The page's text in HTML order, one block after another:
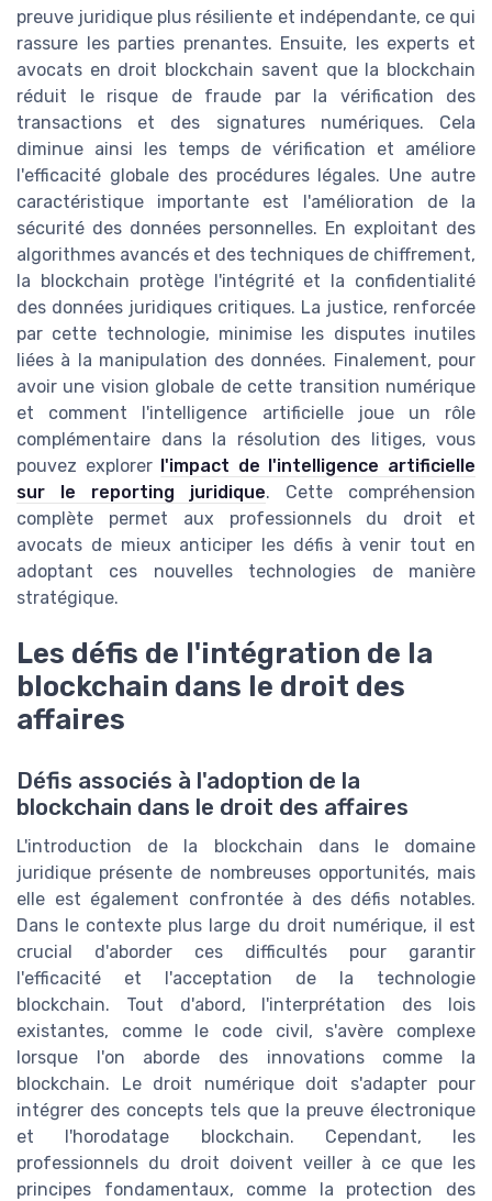
preuve juridique plus résiliente et indépendante, ce qui
rassure les parties prenantes. Ensuite, les experts et
avocats en droit blockchain savent que la blockchain
réduit le risque de fraude par la vérification des
transactions et des signatures numériques. Cela
diminue ainsi les temps de vérification et améliore
l'efficacité globale des procédures légales. Une autre
caractéristique importante est l'amélioration de la
sécurité des données personnelles. En exploitant des
algorithmes avancés et des techniques de chiffrement,
la blockchain protège l'intégrité et la confidentialité
des données juridiques critiques. La justice, renforcée
par cette technologie, minimise les disputes inutiles
liées à la manipulation des données. Finalement, pour
avoir une vision globale de cette transition numérique
et comment l'intelligence artificielle joue un rôle
complémentaire dans la résolution des litiges, vous
pouvez explorer l'impact de l'intelligence artificielle
sur le reporting juridique. Cette compréhension
complète permet aux professionnels du droit et
avocats de mieux anticiper les défis à venir tout en
adoptant ces nouvelles technologies de manière
stratégique.
Les défis de l'intégration de la
blockchain dans le droit des
affaires
Défis associés à l'adoption de la
blockchain dans le droit des affaires
L'introduction de la blockchain dans le domaine
juridique présente de nombreuses opportunités, mais
elle est également confrontée à des défis notables.
Dans le contexte plus large du droit numérique, il est
crucial d'aborder ces difficultés pour garantir
l'efficacité et l'acceptation de la technologie
blockchain. Tout d'abord, l'interprétation des lois
existantes, comme le code civil, s'avère complexe
lorsque l'on aborde des innovations comme la
blockchain. Le droit numérique doit s'adapter pour
intégrer des concepts tels que la preuve électronique
et l'horodatage blockchain. Cependant, les
professionnels du droit doivent veiller à ce que les
principes fondamentaux, comme la protection des